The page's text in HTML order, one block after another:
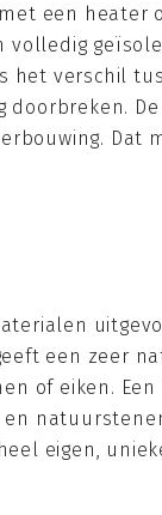
een heater
volledig
het verschil
Dat
een zeer
of eiken.
eigen,